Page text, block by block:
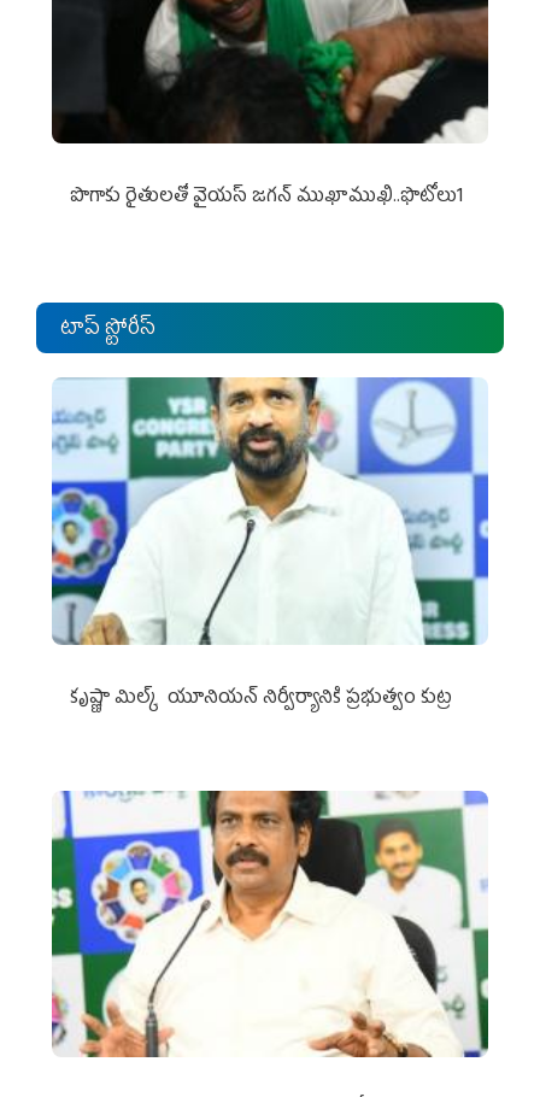
పొగాకు రైతుల‌తో వైయ‌స్ జ‌గ‌న్ ముఖాముఖి..ఫొటోలు1
టాప్ స్టోరీస్
కృష్ణా మిల్క్‌ యూనియన్‌ నిర్వీర్యానికి ప్రభుత్వం కుట్ర